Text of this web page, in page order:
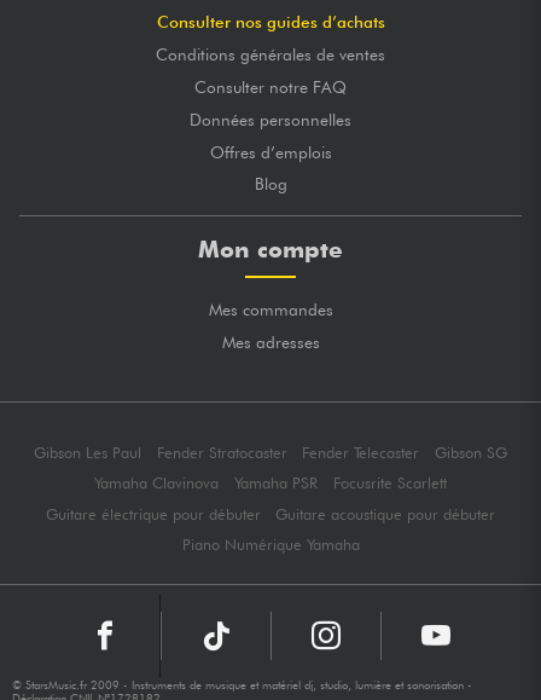
Consulter nos guides d’achats
Conditions générales de ventes
Consulter notre FAQ
Données personnelles
Offres d’emplois
Blog
Mon compte
Mes commandes
Mes adresses
Gibson Les Paul Fender Stratocaster Fender Telecaster
Gibson SG
Yamaha Clavinova
Yamaha PSR
Focusrite Scarlett
Guitare électrique pour débuter
Guitare acoustique pour débuter
Piano Numérique Yamaha
© StarsMusic.fr 2009 - Instruments de musique et matériel dj, studio, lumière et sonorisation -